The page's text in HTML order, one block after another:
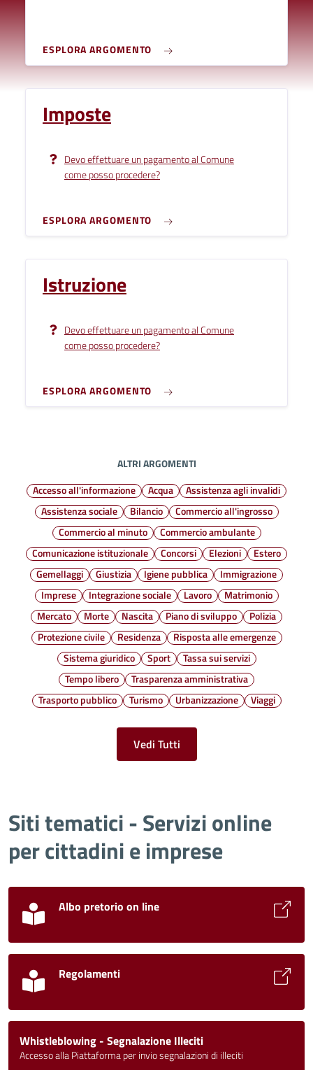
ESPLORA ARGOMENTO
Imposte
Devo effettuare un pagamento al Comune
come posso procedere?
ESPLORA ARGOMENTO
Istruzione
Devo effettuare un pagamento al Comune
come posso procedere?
ESPLORA ARGOMENTO
ALTRI ARGOMENTI
Accesso all'informazione
Acqua
Assistenza agli invalidi
Assistenza sociale
Bilancio
Commercio all'ingrosso
Commercio al minuto
Commercio ambulante
Comunicazione istituzionale
Concorsi Elezioni
Estero
Gemellaggi
Giustizia Igiene pubblica
Immigrazione
Imprese
Integrazione sociale Lavoro
Matrimonio
Mercato
Morte Nascita Piano di sviluppo
Polizia
Protezione civile
Residenza
Risposta alle emergenze
Sistema giuridico
Sport
Tassa sui servizi
Tempo libero
Trasparenza amministrativa
Trasporto pubblico
Turismo Urbanizzazione Viaggi
Vedi Tutti
Siti tematici - Servizi online
per cittadini e imprese
Albo pretorio on line
Regolamenti
Whistleblowing - Segnalazione Illeciti
Accesso alla Piattaforma per invio segnalazioni di illeciti